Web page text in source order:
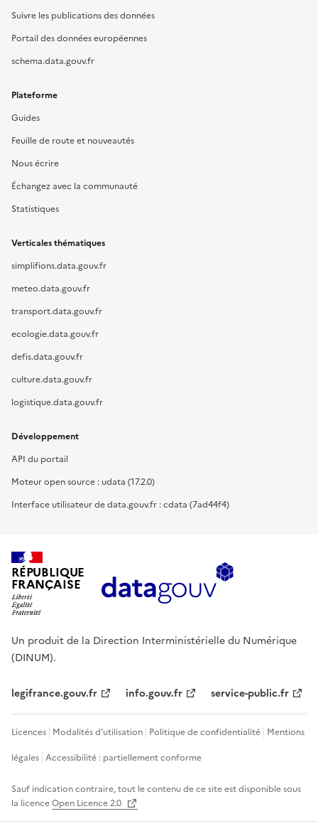
Suivre les publications des données
Portail des données européennes
schema.data.gouv.fr
Plateforme
Guides
Feuille de route et nouveautés
Nous écrire
Échangez avec la communauté
Statistiques
Verticales thématiques
simplifions.data.gouv.fr
meteo.data.gouv.fr
transport.data.gouv.fr
ecologie.data.gouv.fr
defis.data.gouv.fr
culture.data.gouv.fr
logistique.data.gouv.fr
Développement
API du portail
Moteur open source : udata (17.2.0)
Interface utilisateur de data.gouv.fr : cdata (7ad44f4)
RÉPUBLIQUE
FRANÇAISE
Un produit de la Direction Interministérielle du Numérique
(DINUM).
legifrance.gouv.fr info.gouv.fr service-public.fr
Licences Modalités d'utilisation Politique de confidentialité Mentions
légales Accessibilité : partiellement conforme
Sauf indication contraire, tout le contenu de ce site est disponible sous
la licenceOpen Licence 2.0